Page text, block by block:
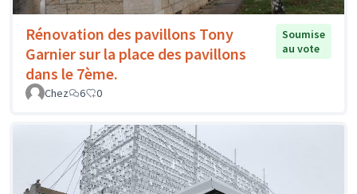
Rénovation des pavillons Tony
Garnier sur la place des pavillons
dans le 7ème.
Soumise
au vote
Chez 6 0